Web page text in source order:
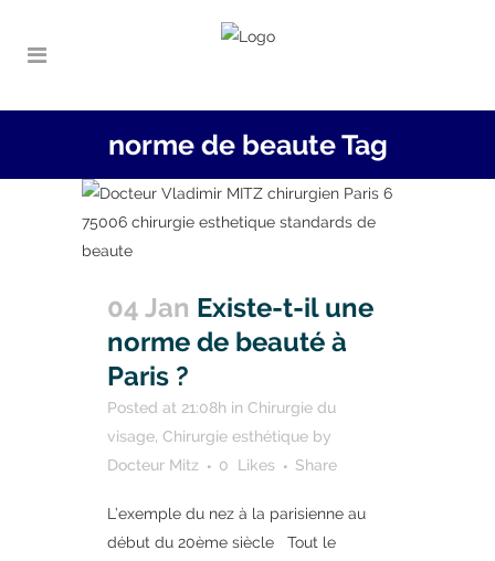
norme de beaute Tag
04 Jan Existe-t-il une
norme de beauté à
Paris ?
Posted at 21:08h in Chirurgie du
visage, Chirurgie esthétique by
Docteur Mitz
0 Likes Share
L’exemple du nez à la parisienne au
début du 20ème siècle Tout le